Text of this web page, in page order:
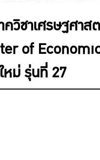
ชาเศรษฐศา
of
ม่ รุ่นที่ 27